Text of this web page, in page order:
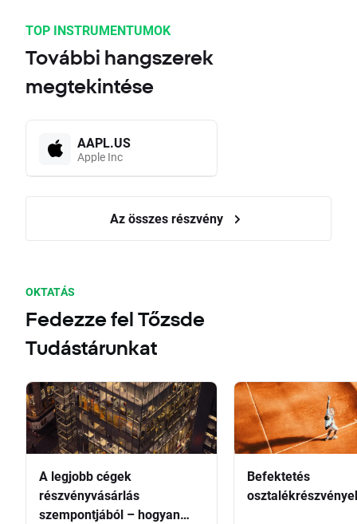
TOP INSTRUMENTUMOK
További hangszerek
megtekintése
AAPL.US
Apple Inc
Az összes részvény
OKTATÁS
Fedezze fel Tőzsde
Tudástárunkat
A legjobb cégek
részvényvásárlás
szempontjából – hogyan
Befektetés